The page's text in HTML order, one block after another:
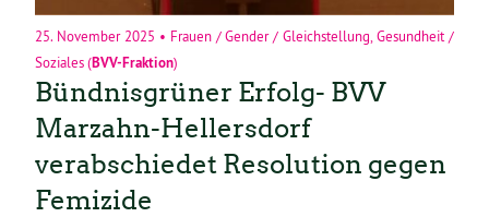
25. November 2025 • Frauen / Gender / Gleichstellung ,Gesundheit /
Soziales(BVV-Fraktion)
Bündnisgrüner Erfolg- BVV
Marzahn-Hellersdorf
verabschiedet Resolution gegen
Femizide